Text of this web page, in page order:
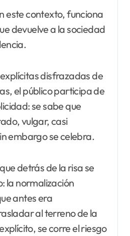
este contexto, funciona
devuelve a la sociedad
disfrazadas de
el público participa de
se sabe que
vulgar, casi
embargo se celebra.
detrás de la risa se
la normalización
antes era
al terreno de la
se corre el riesgo